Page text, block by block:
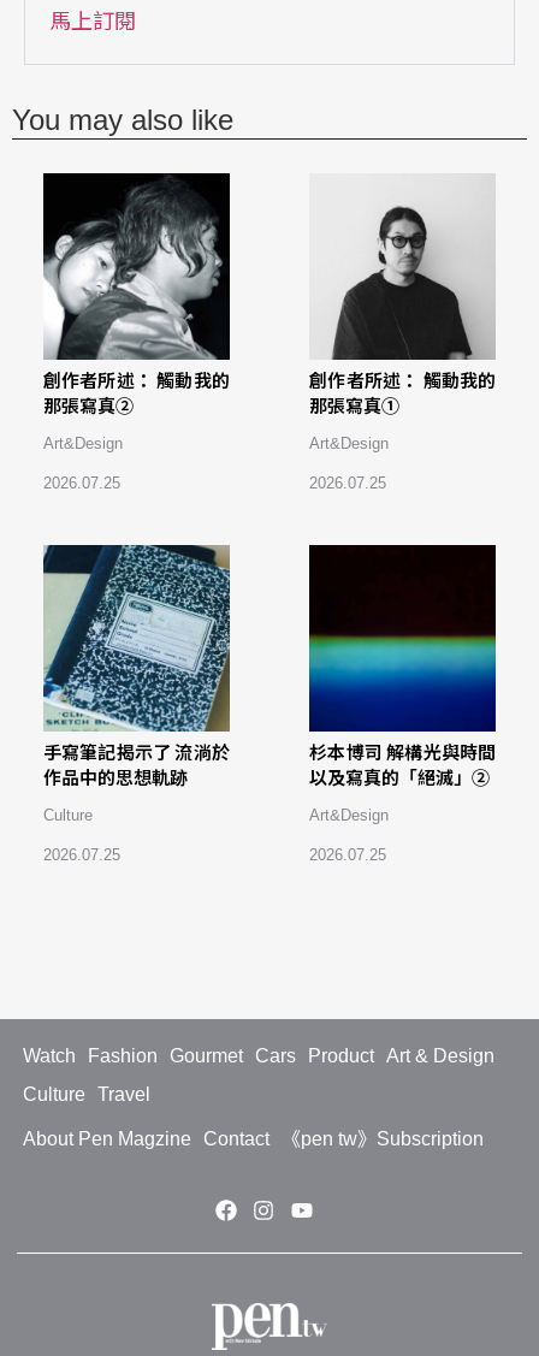
馬上訂閱
You may also like
創作者所述： 觸動我的
那張寫真②
Art&Design
2026.07.25
創作者所述： 觸動我的
那張寫真①
Art&Design
2026.07.25
手寫筆記揭示了 流淌於
作品中的思想軌跡
Culture
2026.07.25
杉本博司 解構光與時間
以及寫真的「絕滅」②
Art&Design
2026.07.25
Watch Fashion Gourmet Cars Product
Art & Design
Culture
Travel
About Pen Magzine Contact 《pen tw》Subscription